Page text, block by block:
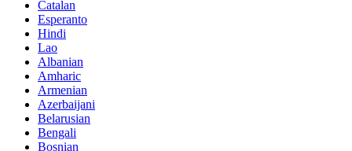
Catalan
Esperanto
Hindi
Lao
Albanian
Amharic
Armenian
Azerbaijani
Belarusian
Bengali
Bosnian